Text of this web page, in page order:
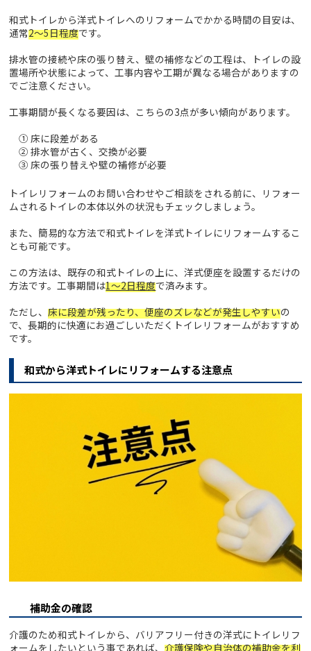
和式トイレから洋式トイレへのリフォームでかかる時間の目安は、
通常2～5日程度です。
排水管の接続や床の張り替え、壁の補修などの工程は、トイレの設
置場所や状態によって、工事内容や工期が異なる場合がありますの
でご注意ください。
工事期間が長くなる要因は、こちらの3点が多い傾向があります。
① 床に段差がある
② 排水管が古く、交換が必要
③ 床の張り替えや壁の補修が必要
トイレリフォームのお問い合わせやご相談をされる前に、リフォー
ムされるトイレの本体以外の状況もチェックしましょう。
また、簡易的な方法で和式トイレを洋式トイレにリフォームするこ
とも可能です。
この方法は、既存の和式トイレの上に、洋式便座を設置するだけの
方法です。工事期間は1～2日程度で済みます。
ただし、床に段差が残ったり、便座のズレなどが発生しやすいの
で、長期的に快適にお過ごしいただくトイレリフォームがおすすめ
です。
和式から洋式トイレにリフォームする注意点
補助金の確認
介護のため和式トイレから、バリアフリー付きの洋式にトイレリフ
ォームをしたいという事であれば、介護保険や自治体の補助金を利